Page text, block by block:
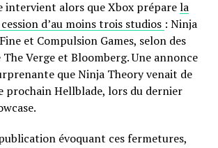
intervient alors que Xbox préparela
d’au moins trois studios : Ninja
et Compulsion Games, selon des
Verge et Bloomberg. Une annonce
que Ninja Theory venait de
prochain Hellblade, lors du dernier
évoquant ces fermetures,